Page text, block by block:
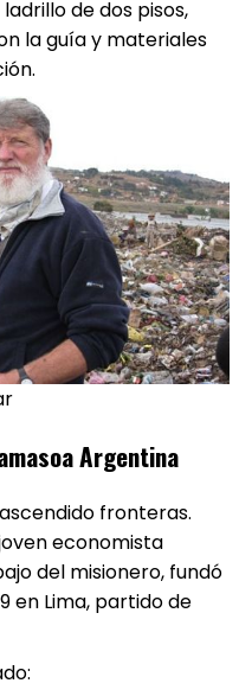
de dos pisos,
la guía y materiales
Argentina
fronteras.
economista
del misionero, fundó
en Lima, partido de